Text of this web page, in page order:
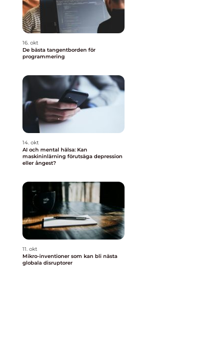
16. okt
De bästa tangentborden för
programmering
14. okt
AI och mental hälsa: Kan
maskininlärning förutsäga depression
eller ångest?
11. okt
Mikro-inventioner som kan bli nästa
globala disruptorer